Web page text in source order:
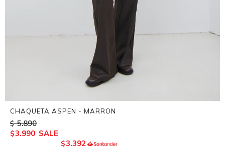
CHAQUETA ASPEN - MARRON
$ 5.890
$3.990
$3.392